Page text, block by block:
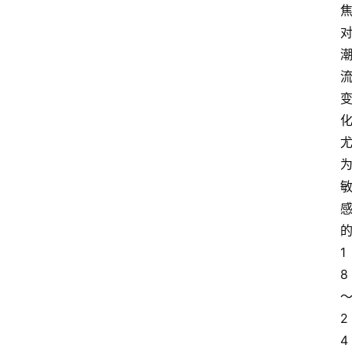
焦
对
潮
流
变
化
尤
为
敏
感
的
1
8
～
2
4